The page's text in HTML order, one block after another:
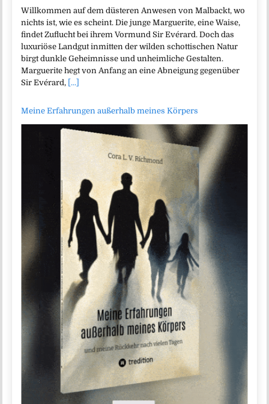
Willkommen auf dem düsteren Anwesen von Malbackt, wo
nichts ist, wie es scheint. Die junge Marguerite, eine Waise,
findet Zuflucht bei ihrem Vormund Sir Evérard. Doch das
luxuriöse Landgut inmitten der wilden schottischen Natur
birgt dunkle Geheimnisse und unheimliche Gestalten.
Marguerite hegt von Anfang an eine Abneigung gegenüber
Sir Evérard, [...]
Meine Erfahrungen außerhalb meines Körpers